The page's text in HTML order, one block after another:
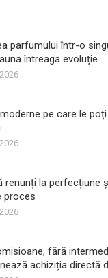
parfumului într-o
întreaga evoluție
pe care le
renunți la perfecțiune
proces
fără
achiziția directă